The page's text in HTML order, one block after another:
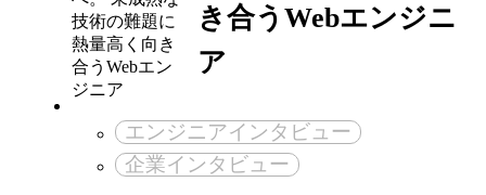
き合うWebエンジニ
ア
エンジニアインタビュー
企業インタビュー